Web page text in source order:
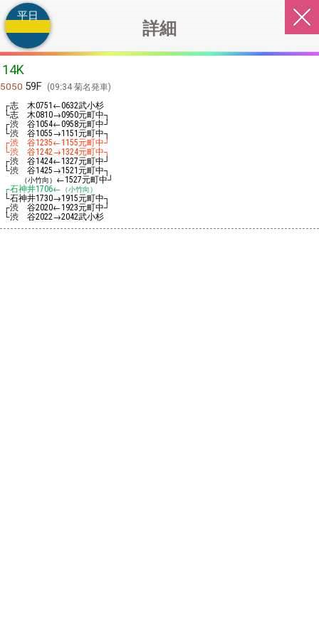
詳細
平日
14K
5050 59F
09:34 菊名発車
┌志 木0751 ←0632武小杉
└志 木0810→0950元町中┐
┌渋 谷1054←0958元町中┘
└渋 谷1055→1151元町中┐
┌渋 谷1235←1155元町中┘
└渋 谷1242→1324元町中┐
┌渋 谷1424←1327元町中┘
└渋 谷1425→1521元町中┐
（小竹向） ←1527元町中┘
┌石神井1706← （小竹向）
└石神井1730→1915元町中┐
┌渋 谷2020←1923元町中┘
└渋 谷2022→2042武小杉